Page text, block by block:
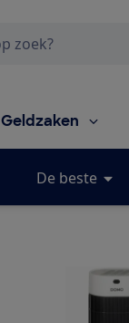
Geldzaken
De beste